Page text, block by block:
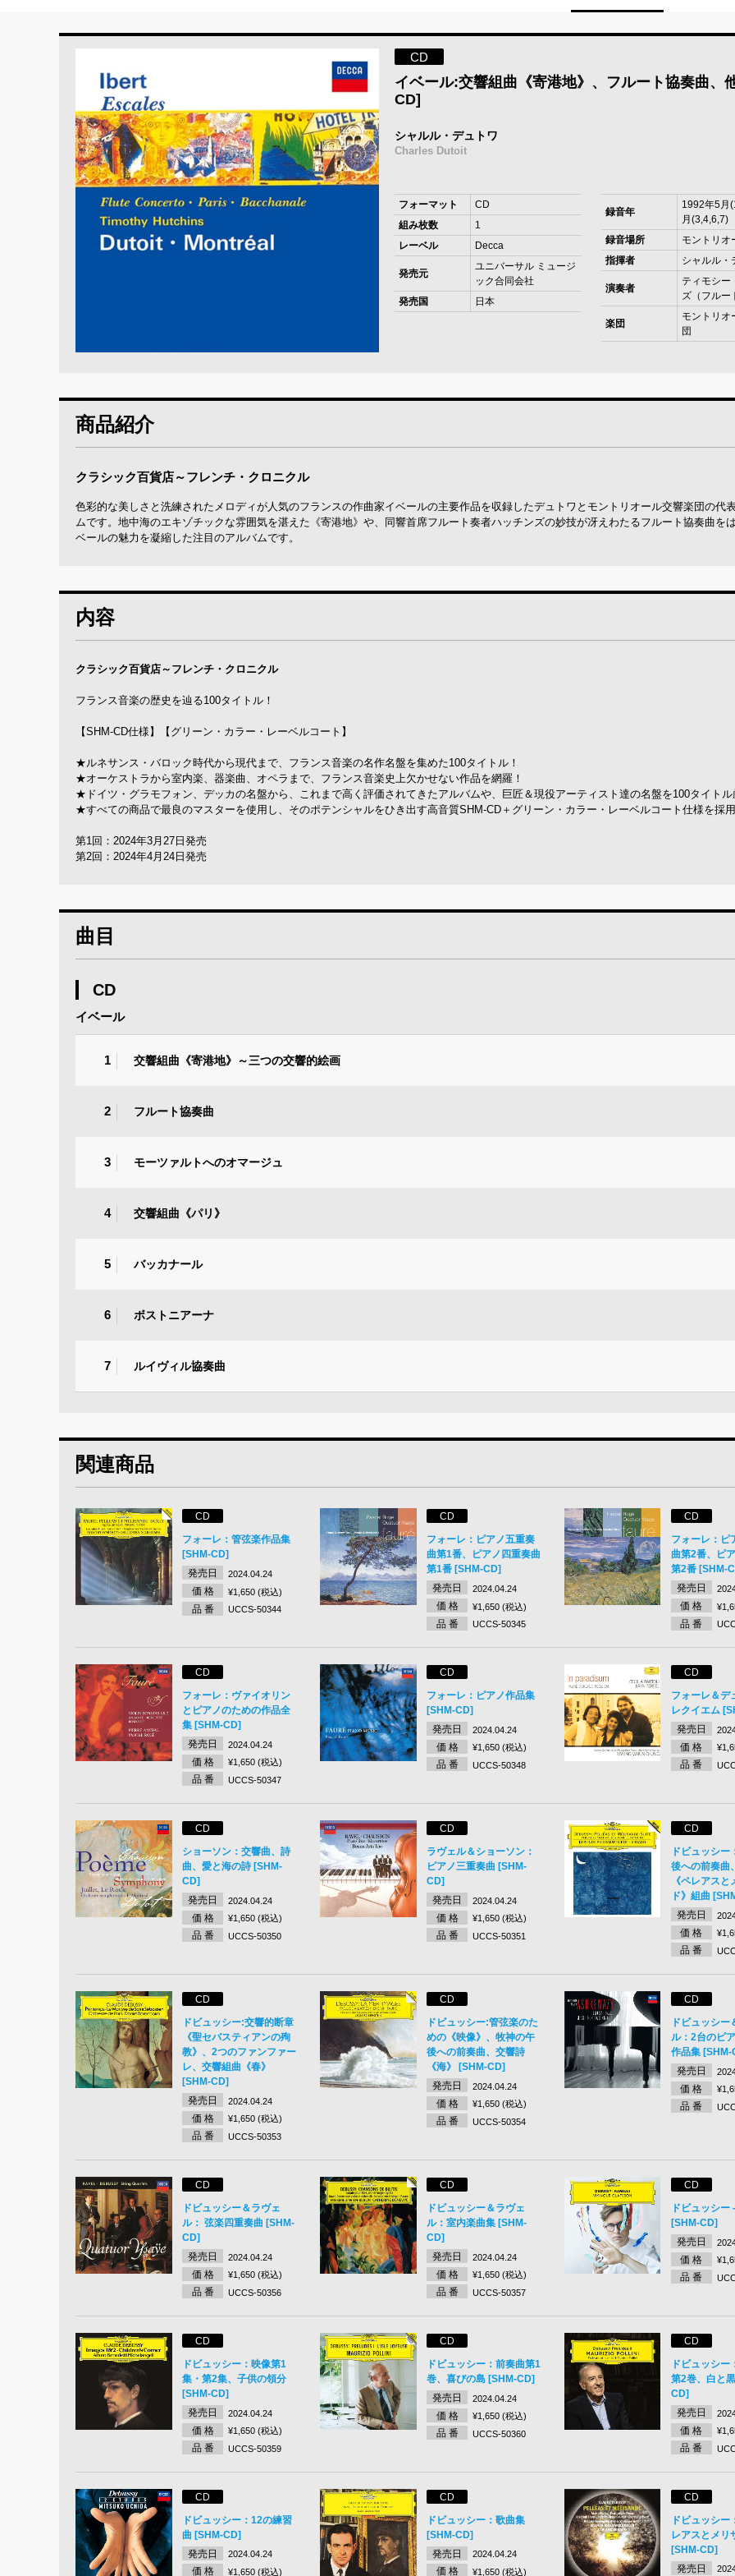
CD
イベール:交響組曲《寄港地》、フルート協奏曲、
CD]
シャルル・デュトワ
Charles Dutoit
フォーマット
CD
組み枚数
1
レーベル
Decca
発売元
ユニバーサル ミュージ
ック合同会社
発売国
日本
録音年
1992年5月
月(3,4,6,7)
録音場所
モントリオ
指揮者
シャルル・
演奏者
ティモシー
ズ（フルー
楽団
モントリオ
団
商品紹介
クラシック百貨店～フレンチ・クロニクル
色彩的な美しさと洗練されたメロディが人気のフランスの作曲家イベールの主要作品を収録したデュトワとモントリオール交響楽団の代
ムです。地中海のエキゾチックな雰囲気を湛えた《寄港地》や、同響首席フルート奏者ハッチンズの妙技が冴えわたるフルート協奏曲を
ベールの魅力を凝縮した注目のアルバムです。
内容
クラシック百貨店～フレンチ・クロニクル
フランス音楽の歴史を辿る100タイトル！
【SHM-CD仕様】【グリーン・カラー・レーベルコート】
★ルネサンス・バロック時代から現代まで、フランス音楽の名作名盤を集めた100タイトル！
★オーケストラから室内楽、器楽曲、オペラまで、フランス音楽史上欠かせない作品を網羅！
★ドイツ・グラモフォン、デッカの名盤から、これまで高く評価されてきたアルバムや、巨匠＆現役アーティスト達の名盤を100タイトル
★すべての商品で最良のマスターを使用し、そのポテンシャルをひき出す高音質SHM-CD＋グリーン・カラー・レーベルコート仕様を採用
第1回：2024年3月27日発売
第2回：2024年4月24日発売
曲目
CD
イベール
1 交響組曲《寄港地》～三つの交響的絵画
2 フルート協奏曲
3 モーツァルトへのオマージュ
4 交響組曲《パリ》
5 バッカナール
6 ボストニアーナ
7 ルイヴィル協奏曲
関連商品
CD
フォーレ：管弦楽作品集
[SHM-CD]
発売日
2024.04.24
価 格 ¥1,650 (税込)
品 番 UCCS-50344
CD
フォーレ：ピアノ五重奏
曲第1番、ピアノ四重奏曲
第1番 [SHM-CD]
発売日
2024.04.24
価 格 ¥1,650 (税込)
品 番 UCCS-50345
CD
フォーレ：ピ
曲第2番、ピ
第2番 [SHM-
発売日
価 格
品 番
CD
フォーレ：ヴァイオリン
とピアノのための作品全
集 [SHM-CD]
発売日
2024.04.24
価 格 ¥1,650 (税込)
品 番 UCCS-50347
CD
フォーレ：ピアノ作品集
[SHM-CD]
発売日
2024.04.24
価 格 ¥1,650 (税込)
品 番 UCCS-50348
CD
フォーレ＆デ
レクイエム
発売日
価 格
品 番
CD
ショーソン：交響曲、詩
曲、愛と海の詩 [SHM-
CD]
発売日
2024.04.24
価 格 ¥1,650 (税込)
品 番 UCCS-50350
CD
ラヴェル＆ショーソン：
ピアノ三重奏曲 [SHM-
CD]
発売日
2024.04.24
価 格 ¥1,650 (税込)
品 番 UCCS-50351
CD
ドビュッシー
後への前奏曲
《ペレアスと
ド》組曲
発売日
価 格
品 番
CD
ドビュッシー:交響的断章
《聖セバスティアンの殉
教》、2つのファンファー
レ、交響組曲《春》
[SHM-CD]
発売日
2024.04.24
価 格 ¥1,650 (税込)
品 番 UCCS-50353
CD
ドビュッシー:管弦楽のた
めの《映像》、牧神の午
後への前奏曲、交響詩
《海》 [SHM-CD]
発売日
2024.04.24
価 格 ¥1,650 (税込)
品 番 UCCS-50354
CD
ドビュッシー
ル：2台のピ
作品集 [SHM-
発売日
価 格
品 番
CD
ドビュッシー＆ラヴェ
ル： 弦楽四重奏曲 [SHM-
CD]
発売日
2024.04.24
価 格 ¥1,650 (税込)
品 番 UCCS-50356
CD
ドビュッシー＆ラヴェ
ル：室内楽曲集 [SHM-
CD]
発売日
2024.04.24
価 格 ¥1,650 (税込)
品 番 UCCS-50357
CD
ドビュッシー
[SHM-CD]
発売日
価 格
品 番
CD
ドビュッシー：映像第1
集・第2集、子供の領分
[SHM-CD]
発売日
2024.04.24
価 格 ¥1,650 (税込)
品 番 UCCS-50359
CD
ドビュッシー：前奏曲第1
巻、喜びの島 [SHM-CD]
発売日
2024.04.24
価 格 ¥1,650 (税込)
品 番 UCCS-50360
CD
ドビュッシー
第2巻、白と
CD]
発売日
価 格
品 番
CD
ドビュッシー：12の練習
曲 [SHM-CD]
発売日
2024.04.24
価 格 ¥1,650 (税込)
CD
ドビュッシー：歌曲集
[SHM-CD]
発売日
2024.04.24
価 格 ¥1,650 (税込)
CD
ドビュッシー
レアスとメリ
[SHM-CD]
発売日